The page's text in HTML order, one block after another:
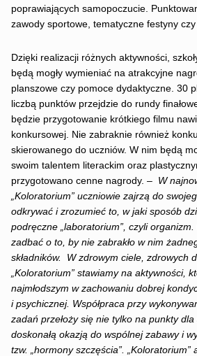
poprawiających samopoczucie.
zawody sportowe, tematyczne festyny
Dzięki realizacji różnych aktywności,
będą mogły wymieniać na atrakcyjne
planszowe czy pomoce dydaktyczne. 30
liczbą punktów przejdzie do rundy
będzie przygotowanie krótkiego filmu
konkursowej. Nie zabraknie również
skierowanego do uczniów. W nim będą
swoim talentem literackim oraz
przygotowano cenne nagrody. – W
„Koloratorium” uczniowie zajrzą do
odkrywać i zrozumieć to, w jaki sposób
podręczne „laboratorium”, czyli
zadbać o to, by nie zabrakło w nim
składników. W zdrowym ciele, zdrowych
„Koloratorium” stawiamy na aktywności,
najmłodszym w zachowaniu dobrej
i psychicznej. Współpraca przy
zadań przełoży się nie tylko na punkty
doskonałą okazją do wspólnej zabawy i
tzw. „hormony szczęścia”. „Koloratorium”